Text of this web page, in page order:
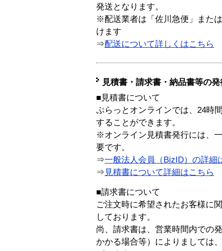
発送となります。
※配送業者は「佐川急便」また
けます
⇒配送について詳しくはこちら
見積書・請求書・納品書等の
■見積書について
ぷらっとオンラインでは、24時
することができます。
※オンライン見積書発行には、
要です。
⇒一般法人会員（BizID）の詳細
⇒ 見積書について詳細はこちら
■請求書について
ご注文時に希望されたお客様に
しております。
尚、請求書は、営業時間内での
かかる場合等）によりましては